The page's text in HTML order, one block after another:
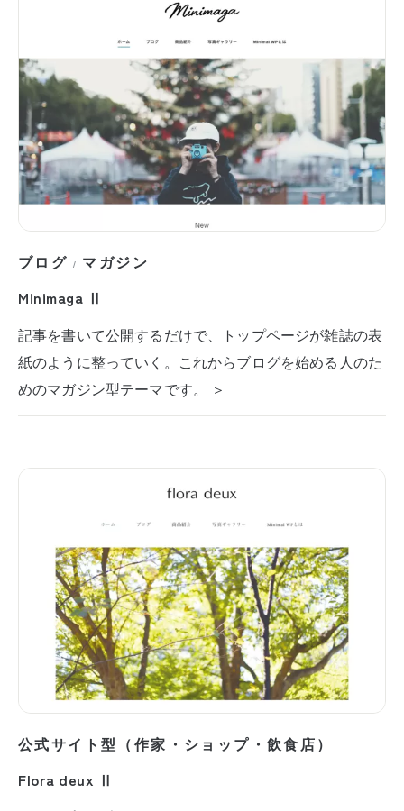
ブログ / マガジン
Minimaga Ⅱ
記事を書いて公開するだけで、トップページが雑誌の表
紙のように整っていく。これからブログを始める人のた
めのマガジン型テーマです。 ＞
公式サイト型（作家・ショップ・飲食店）
Flora deux Ⅱ